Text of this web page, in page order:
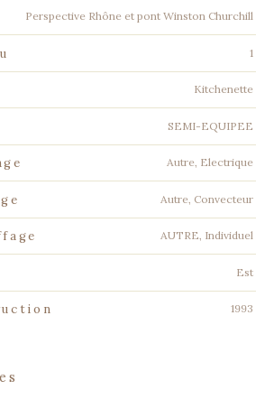
Perspective Rhône et pont Winston Churchill
1
Kitchenette
SEMI-EQUIPEE
Autre, Electrique
Autre, Convecteur
AUTRE, Individuel
Est
1993